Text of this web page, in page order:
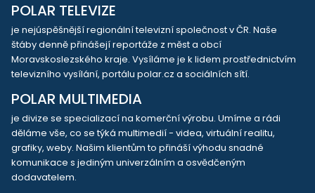
POLAR TELEVIZE
je nejúspěšnější regionální televizní společnost v ČR. Naše
štáby denně přinášejí reportáže z měst a obcí
Moravskoslezského kraje. Vysíláme je k lidem prostřednictvím
televizního vysílání, portálu polar.cz a sociálních sítí.
POLAR MULTIMEDIA
je divize se specializací na komerční výrobu. Umíme a rádi
děláme vše, co se týká multimedií - videa, virtuální realitu,
grafiky, weby. Našim klientům to přináší výhodu snadné
komunikace s jediným univerzálním a osvědčeným
dodavatelem.